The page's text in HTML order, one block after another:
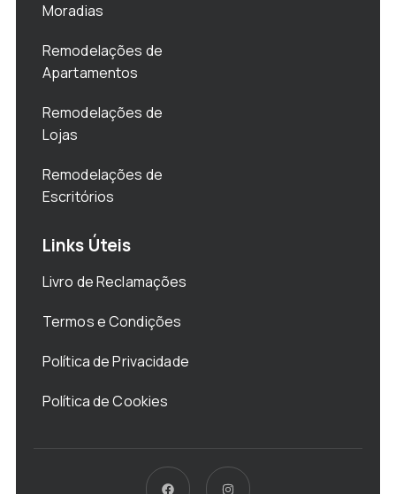
Moradias
Remodelações de
Apartamentos
Remodelações de
Lojas
Remodelações de
Escritórios
Links Úteis
Livro de Reclamações
Termos e Condições
Política de Privacidade
Política de Cookies